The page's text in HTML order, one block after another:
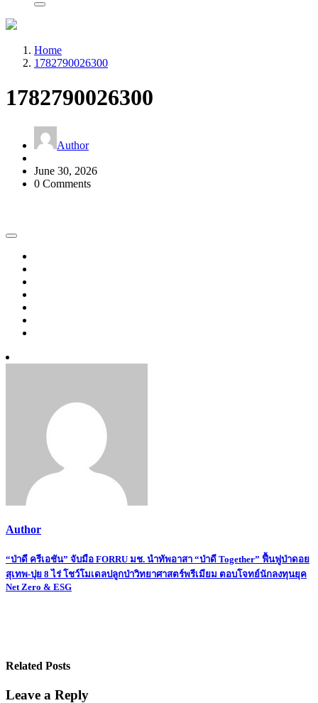
Home
1782790026300
1782790026300
Author
June 30, 2026
0 Comments
Author
Post
navigation
“ป่าดี ครีเอชัน” จับมือ FORRU มช. นำทัพอาสา “ป่าดี Together” ฟื้นฟูป่าดอย
สุเทพ-ปุย 8 ไร่ โชว์โมเดลปลูกป่าวิทยาศาสตร์พรีเมียม ตอบโจทย์นักลงทุนยุค
Net Zero & ESG
Related Posts
Leave a Reply